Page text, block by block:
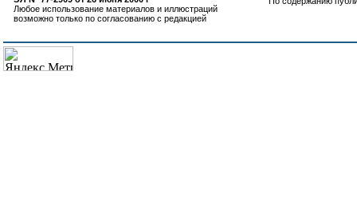
Любое использование материалов и иллюстраций
возможно только по согласованию с редакцией